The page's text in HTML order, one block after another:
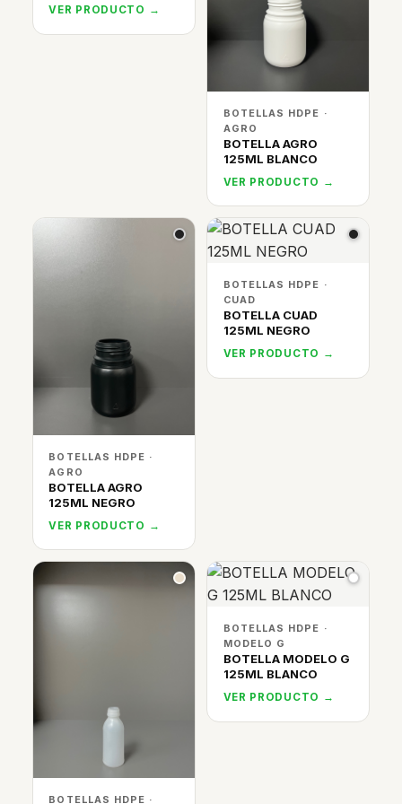
VER PRODUCTO →
BOTELLAS HDPE ·
AGRO
BOTELLA AGRO
125ML BLANCO
VER PRODUCTO →
BOTELLAS HDPE ·
AGRO
BOTELLA AGRO
125ML NEGRO
VER PRODUCTO →
BOTELLAS HDPE ·
CUAD
BOTELLA CUAD
125ML NEGRO
VER PRODUCTO →
BOTELLAS HDPE ·
BOTELLAS HDPE ·
MODELO G
BOTELLA MODELO G
125ML BLANCO
VER PRODUCTO →